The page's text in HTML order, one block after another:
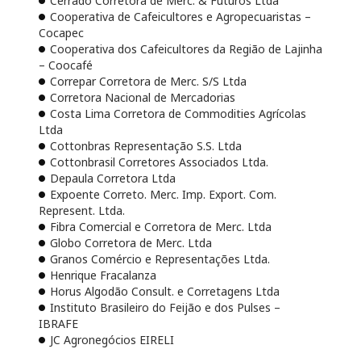
Cooperativa de Cafeicultores e Agropecuaristas –
Cocapec
Cooperativa dos Cafeicultores da Região de Lajinha
– Coocafé
Correpar Corretora de Merc. S/S Ltda
Corretora Nacional de Mercadorias
Costa Lima Corretora de Commodities Agrícolas
Ltda
Cottonbras Representação S.S. Ltda
Cottonbrasil Corretores Associados Ltda.
Depaula Corretora Ltda
Expoente Correto. Merc. Imp. Export. Com.
Represent. Ltda.
Fibra Comercial e Corretora de Merc. Ltda
Globo Corretora de Merc. Ltda
Granos Comércio e Representações Ltda.
Henrique Fracalanza
Horus Algodão Consult. e Corretagens Ltda
Instituto Brasileiro do Feijão e dos Pulses –
IBRAFE
JC Agronegócios EIRELI